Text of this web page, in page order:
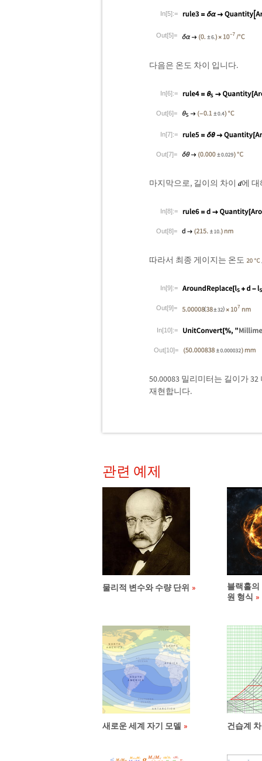
In[5]:=
Out[5]=
다음은 온도 차이 입니다.
In[6]:=
Out[6]=
In[7]:=
Out[7]=
마지막으로, 길이의 차이 에 대
In[8]:=
Out[8]=
따라서 최종 게이지는 온도
In[9]:=
Out[9]=
In[10]:=
Out[10]=
50.00083 밀리미터는 길이가
재현합니다.
관련 예제
물리적 변수와 수량 단위
블랙홀의
원 형식
새로운 세계 자기 모델 건습계